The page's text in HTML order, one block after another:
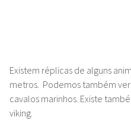
Existem réplicas de alguns
metros. Podemos também
cavalos marinhos. Existe
viking.